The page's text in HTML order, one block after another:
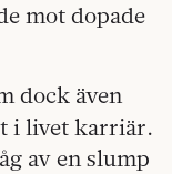
mot dopade
dock även
i livet karriär.
av en slump